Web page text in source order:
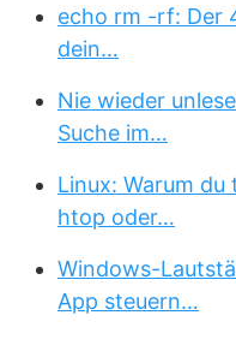
echo rm -rf: Der
dein…
Nie wieder
Suche im…
Linux: Warum
htop oder…
Windows-
App steuern…